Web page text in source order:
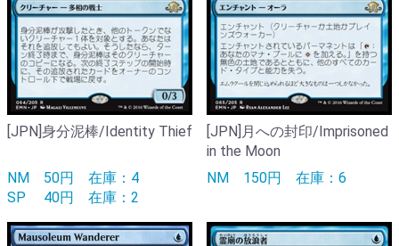
[JPN]身分泥棒/Identity Thief
NM 50円 在庫：4
SP
40円 在庫：2
[JPN]月への封印/Imprisoned
in the Moon
NM 150円 在庫：6